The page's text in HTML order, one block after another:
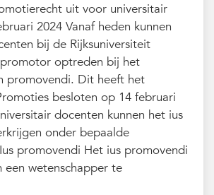
uit voor universitair
2024 Vanaf heden kunnen
bij de Rijksuniversiteit
optreden bij het
promovendi. Dit heeft het
besloten op 14 februari
docenten kunnen het ius
onder bepaalde
promovendi Het ius promovendi
een wetenschapper te